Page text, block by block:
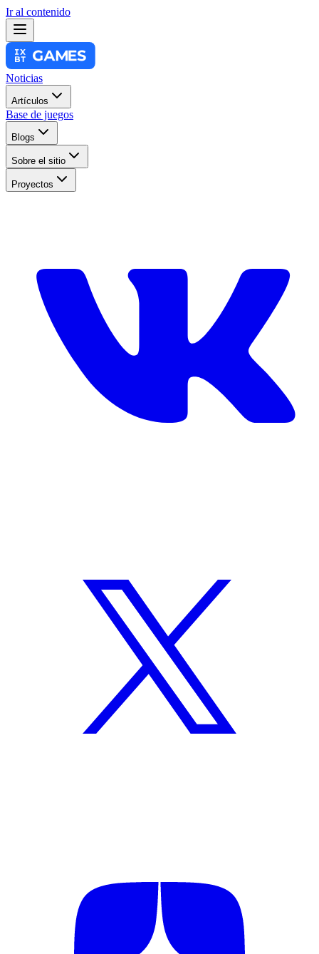
Ir al contenido
Noticias
Artículos
Base de juegos
Blogs
Sobre el sitio
Proyectos